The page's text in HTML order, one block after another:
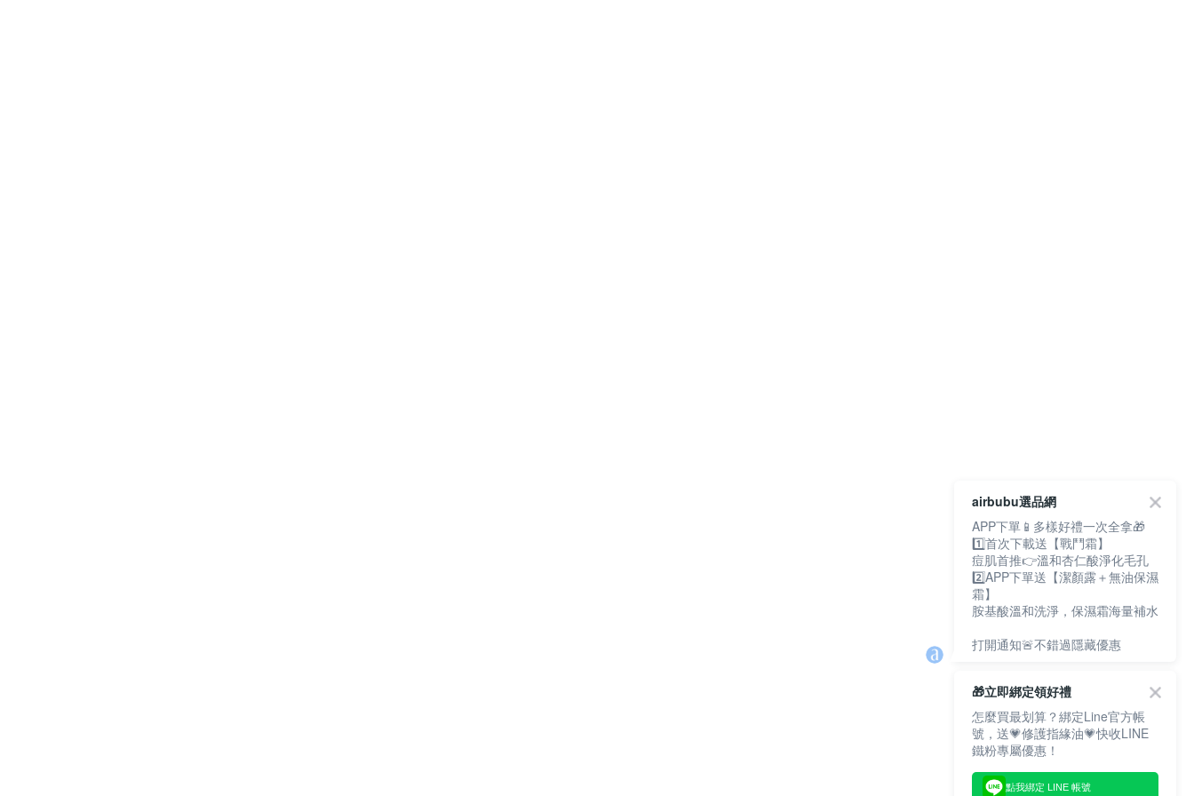
airbubu選品網
APP下單📱多樣好禮一次全拿🎁
1️⃣首次下載送【戰鬥霜】
痘肌首推👉溫和杏仁酸淨化毛孔
2️⃣APP下單送【潔顏露＋無油保濕
霜】
胺基酸溫和洗淨，保濕霜海量補水
打開通知🚨不錯過隱藏優惠
🎁立即綁定領好禮
怎麼買最划算？綁定Line官方帳
號，送💗修護指緣油💗快收LINE
鐵粉專屬優惠！
點我綁定 LINE 帳號